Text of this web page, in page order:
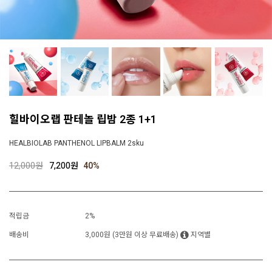
힐바이오랩 판테놀 립밤 2종 1+1
HEALBIOLAB PANTHENOL LIPBALM 2sku
12,000원 7,200원 40%
적립금
2%
배송비
3,000원 (3만원 이상 무료배송) 지역별